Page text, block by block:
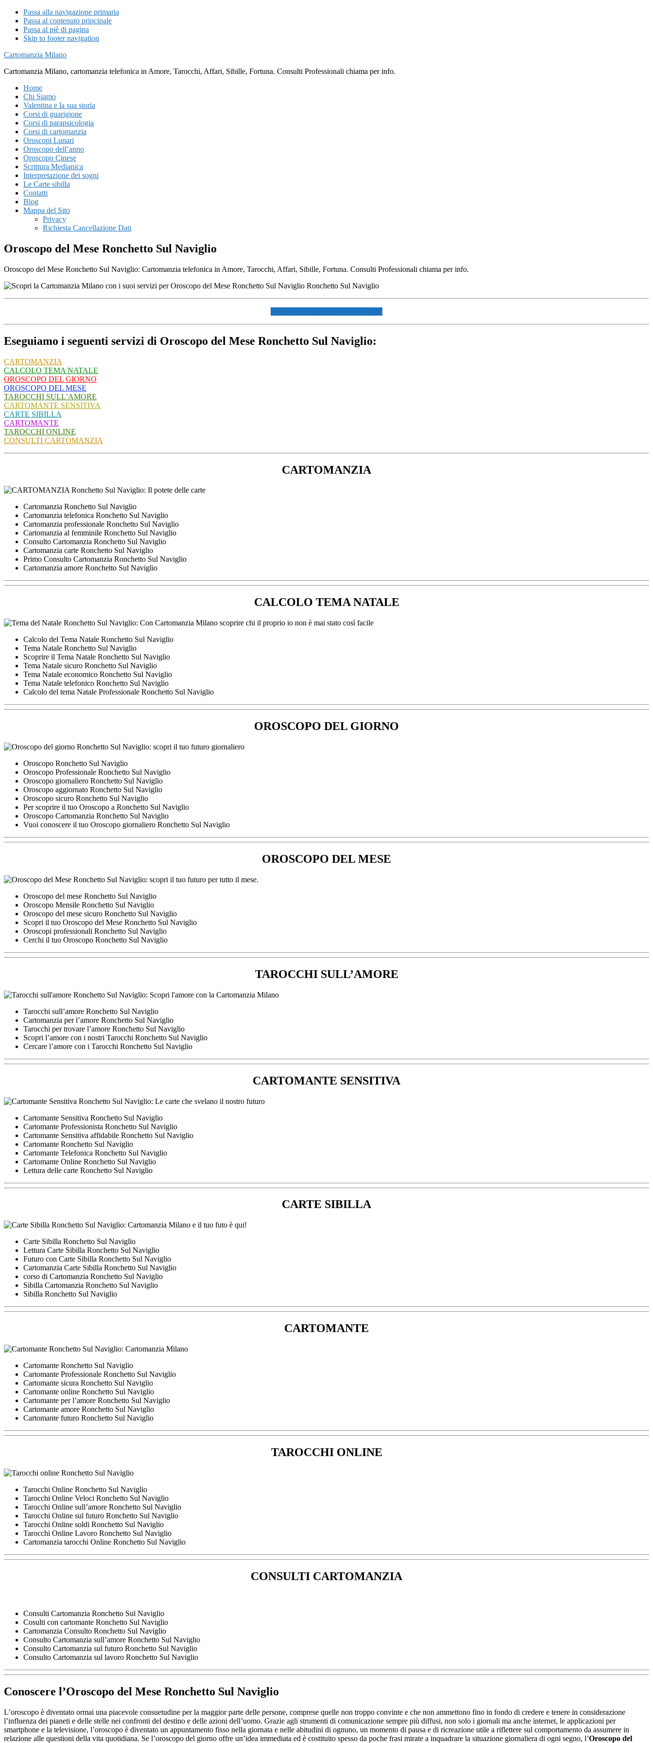
Passa alla navigazione primaria
Passa al contenuto principale
Passa al piè di pagina
Skip to footer navigation
Cartomanzia Milano
Cartomanzia Milano, cartomanzia telefonica in Amore, Tarocchi, Affari, Sibille, Fortuna. Consulti Professionali chiama per info.
Home
Chi Siamo
Valentina e la sua storia
Corsi di guarigione
Corsi di parapsicologia
Corsi di cartomanzia
Oroscopi Lunari
Oroscopo dell’anno
Oroscopo Cinese
Scrittura Medianica
Interpretazione dei sogni
Le Carte sibilla
Contatti
Blog
Mappa del Sito
Privacy
Richiesta Cancellazione Dati
Oroscopo del Mese Ronchetto Sul Naviglio
Oroscopo del Mese Ronchetto Sul Naviglio: Cartomanzia telefonica in Amore, Tarocchi, Affari, Sibille, Fortuna. Consulti Professionali chiama per info.
Eseguiamo i seguenti servizi di Oroscopo del Mese Ronchetto Sul Naviglio:
CARTOMANZIA
CALCOLO TEMA NATALE
OROSCOPO DEL GIORNO
OROSCOPO DEL MESE
TAROCCHI SULL’AMORE
CARTOMANTE SENSITIVA
CARTE SIBILLA
CARTOMANTE
TAROCCHI ONLINE
CONSULTI CARTOMANZIA
CARTOMANZIA
Cartomanzia Ronchetto Sul Naviglio
Cartomanzia telefonica Ronchetto Sul Naviglio
Cartomanzia professionale Ronchetto Sul Naviglio
Cartomanzia al femminile Ronchetto Sul Naviglio
Consulto Cartomanzia Ronchetto Sul Naviglio
Cartomanzia carte Ronchetto Sul Naviglio
Primo Consulto Cartomanzia Ronchetto Sul Naviglio
Cartomanzia amore Ronchetto Sul Naviglio
CALCOLO TEMA NATALE
Calcolo del Tema Natale Ronchetto Sul Naviglio
Tema Natale Ronchetto Sul Naviglio
Scoprire il Tema Natale Ronchetto Sul Naviglio
Tema Natale sicuro Ronchetto Sul Naviglio
Tema Natale economico Ronchetto Sul Naviglio
Tema Natale telefonico Ronchetto Sul Naviglio
Calcolo del tema Natale Professionale Ronchetto Sul Naviglio
OROSCOPO DEL GIORNO
Oroscopo Ronchetto Sul Naviglio
Oroscopo Professionale Ronchetto Sul Naviglio
Oroscopo giornaliero Ronchetto Sul Naviglio
Oroscopo aggiornato Ronchetto Sul Naviglio
Oroscopo sicuro Ronchetto Sul Naviglio
Per scoprire il tuo Oroscopo a Ronchetto Sul Naviglio
Oroscopo Cartomanzia Ronchetto Sul Naviglio
Vuoi conoscere il tuo Oroscopo giornaliero Ronchetto Sul Naviglio
OROSCOPO DEL MESE
Oroscopo del mese Ronchetto Sul Naviglio
Oroscopo Mensile Ronchetto Sul Naviglio
Oroscopo del mese sicuro Ronchetto Sul Naviglio
Scopri il tuo Oroscopo del Mese Ronchetto Sul Naviglio
Oroscopi professionali Ronchetto Sul Naviglio
Cerchi il tuo Oroscopo Ronchetto Sul Naviglio
TAROCCHI SULL’AMORE
Tarocchi sull’amore Ronchetto Sul Naviglio
Cartomanzia per l’amore Ronchetto Sul Naviglio
Tarocchi per trovare l’amore Ronchetto Sul Naviglio
Scopri l’amore con i nostri Tarocchi Ronchetto Sul Naviglio
Cercare l’amore con i Tarocchi Ronchetto Sul Naviglio
CARTOMANTE SENSITIVA
Cartomante Sensitiva Ronchetto Sul Naviglio
Cartomante Professionista Ronchetto Sul Naviglio
Cartomante Sensitiva affidabile Ronchetto Sul Naviglio
Cartomante Ronchetto Sul Naviglio
Cartomante Telefonica Ronchetto Sul Naviglio
Cartomante Online Ronchetto Sul Naviglio
Lettura delle carte Ronchetto Sul Naviglio
CARTE SIBILLA
Carte Sibilla Ronchetto Sul Naviglio
Lettura Carte Sibilla Ronchetto Sul Naviglio
Futuro con Carte Sibilla Ronchetto Sul Naviglio
Cartomanzia Carte Sibilla Ronchetto Sul Naviglio
corso di Cartomanzia Ronchetto Sul Naviglio
Sibilla Cartomanzia Ronchetto Sul Naviglio
Sibilla Ronchetto Sul Naviglio
CARTOMANTE
Cartomante Ronchetto Sul Naviglio
Cartomante Professionale Ronchetto Sul Naviglio
Cartomante sicura Ronchetto Sul Naviglio
Cartomante online Ronchetto Sul Naviglio
Cartomante per l’amore Ronchetto Sul Naviglio
Cartomante amore Ronchetto Sul Naviglio
Cartomante futuro Ronchetto Sul Naviglio
TAROCCHI ONLINE
Tarocchi Online Ronchetto Sul Naviglio
Tarocchi Online Veloci Ronchetto Sul Naviglio
Tarocchi Online sull’amore Ronchetto Sul Naviglio
Tarocchi Online sul futuro Ronchetto Sul Naviglio
Tarocchi Online soldi Ronchetto Sul Naviglio
Tarocchi Online Lavoro Ronchetto Sul Naviglio
Cartomanzia tarocchi Online Ronchetto Sul Naviglio
CONSULTI CARTOMANZIA
Consulti Cartomanzia Ronchetto Sul Naviglio
Cosulti con cartomante Ronchetto Sul Naviglio
Cartomanzia Consulto Ronchetto Sul Naviglio
Consulto Cartomanzia sull’amore Ronchetto Sul Naviglio
Consulto Cartomanzia sul futuro Ronchetto Sul Naviglio
Consulto Cartomanzia sul lavoro Ronchetto Sul Naviglio
Conoscere l’Oroscopo del Mese Ronchetto Sul Naviglio
L’oroscopo è diventato ormai una piacevole consuetudine per la maggior parte delle persone, comprese quelle non troppo convinte e che non ammettono fino in fondo di credere e tenere in considerazione
l’influenza dei pianeti e delle stelle nei confronti del destino e delle azioni dell’uomo. Grazie agli strumenti di comunicazione sempre più diffusi, non solo i giornali ma anche internet, le applicazioni per
smartphone e la televisione, l’oroscopo è diventato un appuntamento fisso nella giornata e nelle abitudini di ognuno, un momento di pausa e di ricreazione utile a riflettere sul comportamento da assumere in
relazione alle questioni della vita quotidiana. Se l’oroscopo del giorno offre un’idea immediata ed è costituito spesso da poche frasi mirate a inquadrare la situazione giornaliera di ogni segno, l’Oroscopo del